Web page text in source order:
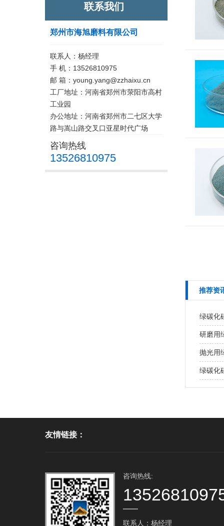
联系我们
郑州市海旭磨料有限公司
联系人：杨经理
手 机：13526810975
邮 箱：young.yang@zzhaixu.cn
工厂地址：河南省郑州市荥阳市高村
工业园
办公地址：河南省郑州市二七区大学
路与嵩山路交叉口亚星时代广场
咨询热线
13526810975
推荐资
绿碳化
研磨用
抛光用
绿碳化
友情链接：
咨询热线:
联系人：杨经理